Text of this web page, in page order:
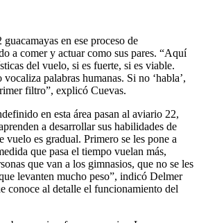
en ese proceso de
a comer y actuar como sus pares. “Aquí
del vuelo, si es fuerte, si es viable.
palabras humanas. Si no ‘habla’,
filtro”, explicó Cuevas.
en esta área pasan al aviario 22,
a desarrollar sus habilidades de
vuelo es gradual. Primero se les pone a
que pasa el tiempo vuelan más,
que van a los gimnasios, que no se les
levanten mucho peso”, indicó Delmer
conoce al detalle el funcionamiento del